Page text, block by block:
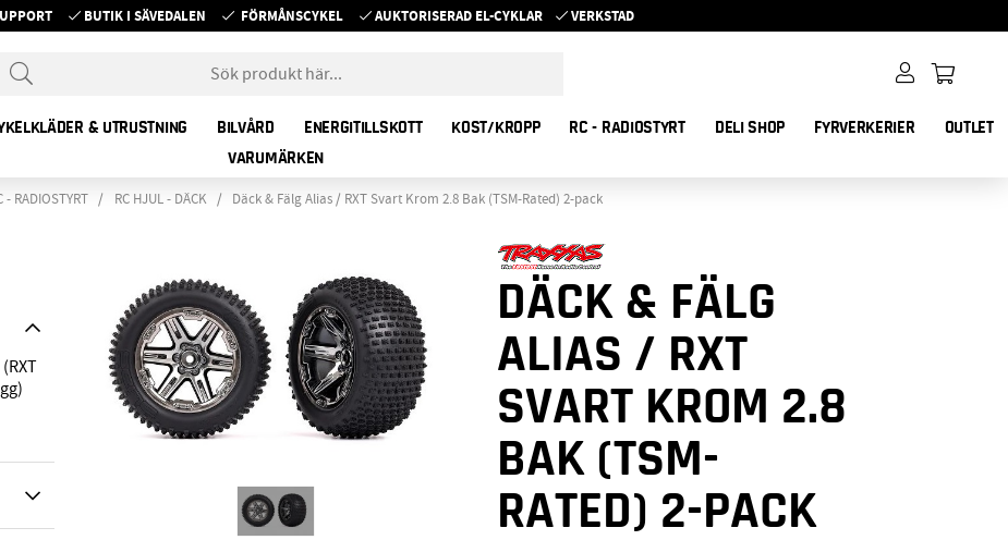
BUTIK I SÄVEDALEN FÖRMÅNSCYKEL AUKTORISERAD EL-CYKLAR VERKSTAD
& UTRUSTNING BILVÅRD ENERGITILLSKOTT KOST/KROPP RC - RADIOSTYRT DELI SHOP FYRVERKERIER
OUTLET
VARUMÄRKEN
- RADIOSTYRT RC HJUL - DÄCK Däck & Fälg Alias / RXT Svart Krom 2.8 Bak (TSM-Rated) 2-pack
DÄCK & FÄLG
ALIAS / RXT
SVART KROM 2.8
BAK (TSM-
RATED) 2-PACK